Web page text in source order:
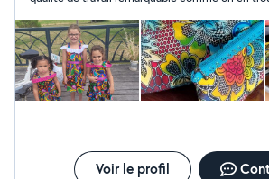
Voir le profil